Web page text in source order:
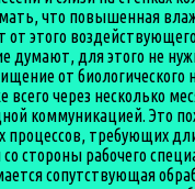
что повышенная
от этого
думают, для этого не
от биологического
всего через несколько
коммуникацией. Это
процессов, требующих
стороны рабочего
сопутствующая